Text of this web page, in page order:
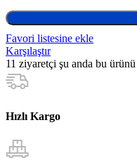
Favori listesine ekle
Karşılaştır
11 ziyaretçi şu anda bu
Hızlı Kargo